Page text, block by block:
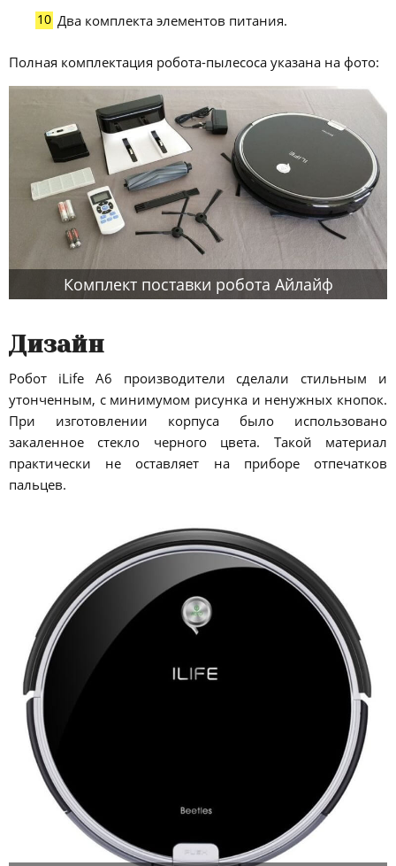
Два комплекта элементов питания.
Полная комплектация робота-пылесоса указана на фото:
Комплект поставки робота Айлайф
Дизайн
Робот iLife A6 производители сделали стильным и
утонченным, с минимумом рисунка и ненужных кнопок.
При изготовлении корпуса было использовано
закаленное стекло черного цвета. Такой материал
практически не оставляет на приборе отпечатков
пальцев.